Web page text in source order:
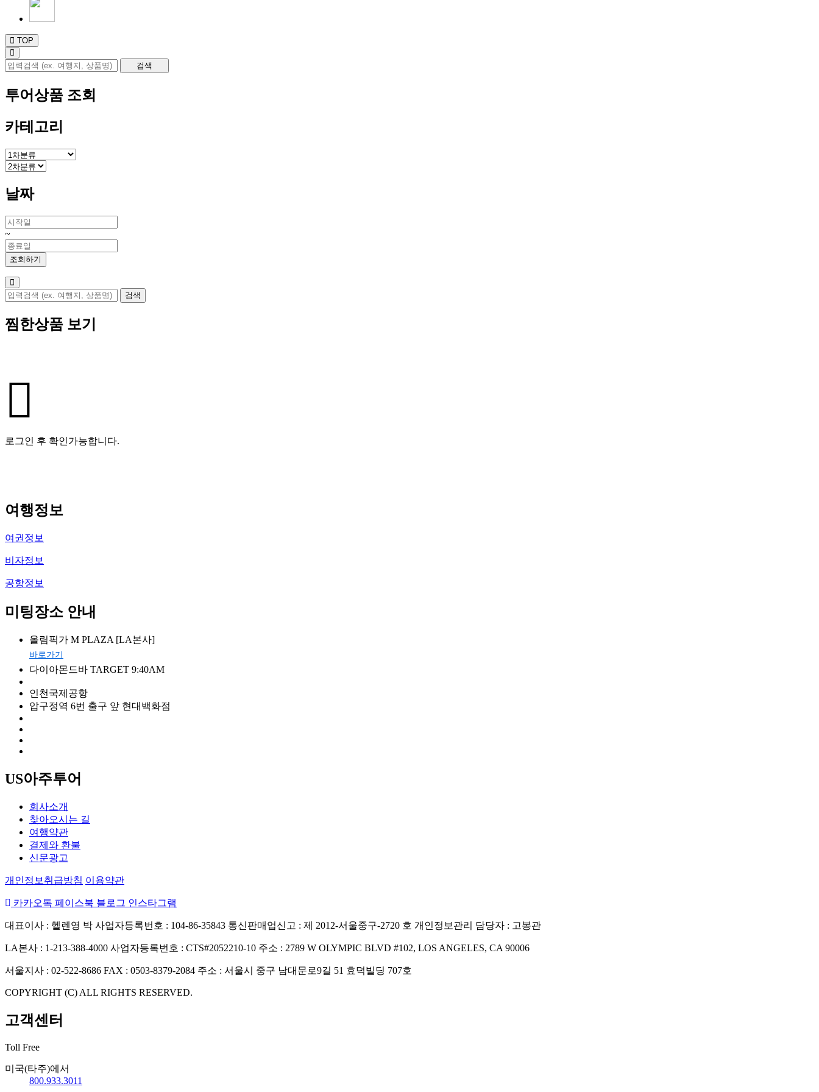
TOP
투어상품 조회
카테고리
날짜
~
찜한상품 보기
로그인 후 확인가능합니다.
여행정보
여권정보
비자정보
공항정보
미팅장소 안내
올림픽가 M PLAZA [LA본사]
바로가기
다이아몬드바 TARGET 9:40AM
인천국제공항
압구정역 6번 출구 앞 현대백화점
US아주투어
회사소개
찾아오시는 길
여행약관
결제와 환불
신문광고
개인정보취급방침 이용약관
카카오톡 페이스북 블로그 인스타그램
대표이사 : 헬렌영 박 사업자등록번호 : 104-86-35843 통신판매업신고 : 제 2012-서울중구-2720 호 개인정보관리 담당자 : 고봉관
LA본사 : 1-213-388-4000 사업자등록번호 : CTS#2052210-10 주소 : 2789 W OLYMPIC BLVD #102, LOS ANGELES, CA 90006
서울지사 : 02-522-8686 FAX : 0503-8379-2084 주소 : 서울시 중구 남대문로9길 51 효덕빌딩 707호
COPYRIGHT (C) ALL RIGHTS RESERVED.
고객센터
Toll Free
미국(타주)에서
800.933.3011